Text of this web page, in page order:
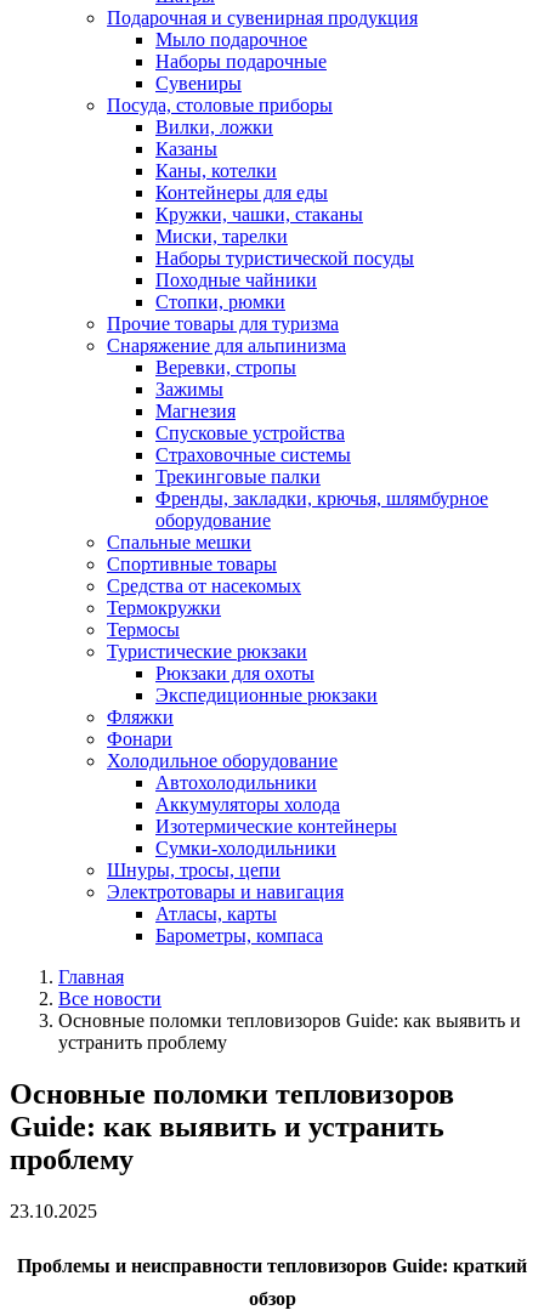
Подарочная и сувенирная продукция
Мыло подарочное
Наборы подарочные
Сувениры
Посуда, столовые приборы
Вилки, ложки
Казаны
Каны, котелки
Контейнеры для еды
Кружки, чашки, стаканы
Миски, тарелки
Наборы туристической посуды
Походные чайники
Стопки, рюмки
Прочие товары для туризма
Снаряжение для альпинизма
Веревки, стропы
Зажимы
Магнезия
Спусковые устройства
Страховочные системы
Трекинговые палки
Френды, закладки, крючья, шлямбурное
оборудование
Спальные мешки
Спортивные товары
Средства от насекомых
Термокружки
Термосы
Туристические рюкзаки
Рюкзаки для охоты
Экспедиционные рюкзаки
Фляжки
Фонари
Холодильное оборудование
Автохолодильники
Аккумуляторы холода
Изотермические контейнеры
Сумки-холодильники
Шнуры, тросы, цепи
Электротовары и навигация
Атласы, карты
Барометры, компаса
Главная
Все новости
Основные поломки тепловизоров Guide: как выявить и
устранить проблему
Основные поломки тепловизоров
Guide: как выявить и устранить
проблему
23.10.2025
Проблемы и неисправности тепловизоров Guide: краткий
обзор